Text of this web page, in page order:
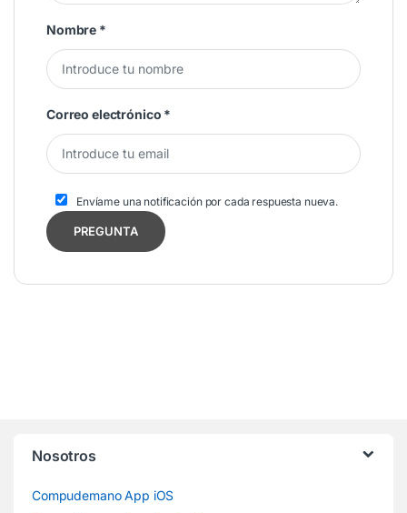
Nombre *
Correo electrónico *
Envíame una notificación por cada respuesta nueva.
Nosotros
Compudemano App iOS